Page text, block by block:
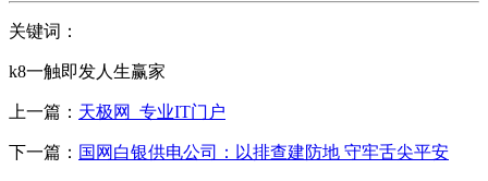
关键词：
k8一触即发人生赢家
上一篇： 天极网_专业IT门户
下一篇： 国网白银供电公司：以排查建防地 守牢舌尖平安